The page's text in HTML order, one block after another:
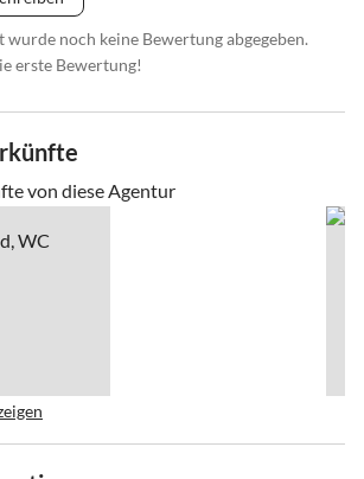
noch keine Bewertung abgegeben.
erste Bewertung!
von diese Agentur